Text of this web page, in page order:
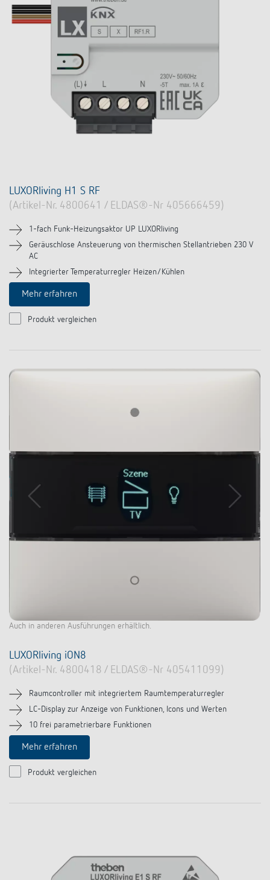
LUXORliving H1 S RF
(Artikel-Nr. 4800641 / ELDAS®-Nr 405666459)
1-fach Funk-Heizungsaktor UP LUXORliving
Geräuschlose Ansteuerung von thermischen Stellantrieben 230 V
AC
Integrierter Temperaturregler Heizen/Kühlen
Mehr erfahren
Produkt vergleichen
Auch in anderen Ausführungen erhältlich.
LUXORliving iON8
(Artikel-Nr. 4800418 / ELDAS®-Nr 405411099)
Raumcontroller mit integriertem Raumtemperaturregler
LC-Display zur Anzeige von Funktionen, Icons und Werten
10 frei parametrierbare Funktionen
Mehr erfahren
Produkt vergleichen